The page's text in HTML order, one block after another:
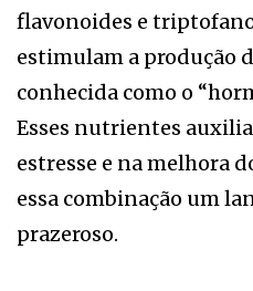
flavonoides e
estimulam a produção
conhecida como o
Esses nutrientes
estresse e na melhora
essa combinação um
prazeroso.